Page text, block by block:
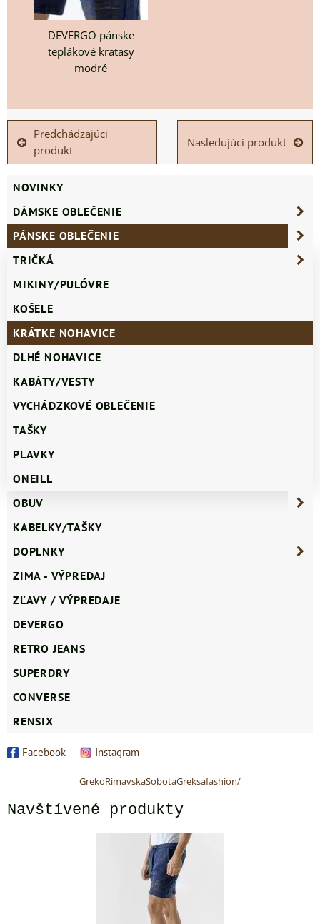
DEVERGO pánske
teplákové kratasy
modré
Predchádzajúci
produkt
Nasledujúci produkt
NOVINKY
DÁMSKE OBLEČENIE
PÁNSKE OBLEČENIE
TRIČKÁ
MIKINY/PULÓVRE
KOŠELE
KRÁTKE NOHAVICE
DLHÉ NOHAVICE
KABÁTY/VESTY
VYCHÁDZKOVÉ OBLEČENIE
TAŠKY
PLAVKY
ONEILL
OBUV
KABELKY/TAŠKY
DOPLNKY
ZIMA - VÝPREDAJ
ZĽAVY / VÝPREDAJE
DEVERGO
RETRO JEANS
SUPERDRY
CONVERSE
RENSIX
Facebook Instagram
GrekoRimavskaSobotaGreksafashion/
Navštívené produkty